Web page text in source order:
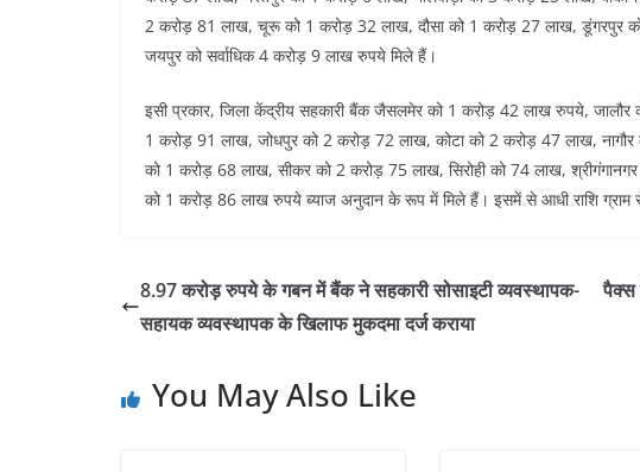
2 करोड़ 81 लाख, चूरू को 1 करोड़ 32 लाख, दौसा को 1 करोड़ 27 लाख, डूंगरपुर
जयपुर को सर्वाधिक 4 करोड़ 9 लाख रुपये मिले हैं।
इसी प्रकार, जिला केंद्रीय सहकारी बैंक जैसलमेर को 1 करोड़ 42 लाख रुपये,
1 करोड़ 91 लाख, जोधपुर को 2 करोड़ 72 लाख, कोटा को 2 करोड़ 47 लाख,
को 1 करोड़ 68 लाख, सीकर को 2 करोड़ 75 लाख, सिरोही को 74 लाख,
को 1 करोड़ 86 लाख रुपये ब्याज अनुदान के रूप में मिले हैं। इसमें से आधी राशि ग्राम
8.97 करोड़ रुपये के गबन में बैंक ने सहकारी सोसाइटी व्यवस्थापक-
सहायक व्यवस्थापक के खिलाफ मुकदमा दर्ज कराया
पैक्स
You May Also Like